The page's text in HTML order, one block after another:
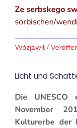
Ze serbskego
sorbischen/
Licht und
Die
November
Kulturerbe der